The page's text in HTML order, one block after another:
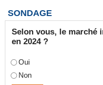
SONDAGE
Selon vous, le
en 2024 ?
Oui
Non